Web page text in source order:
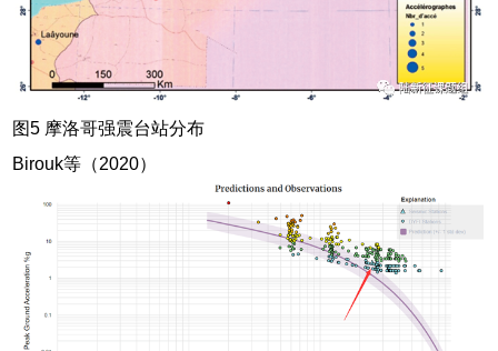
图5 摩洛哥强震台站分布
Birouk等（2020）